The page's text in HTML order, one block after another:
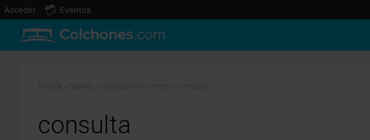
consulta
Acceder Eventos